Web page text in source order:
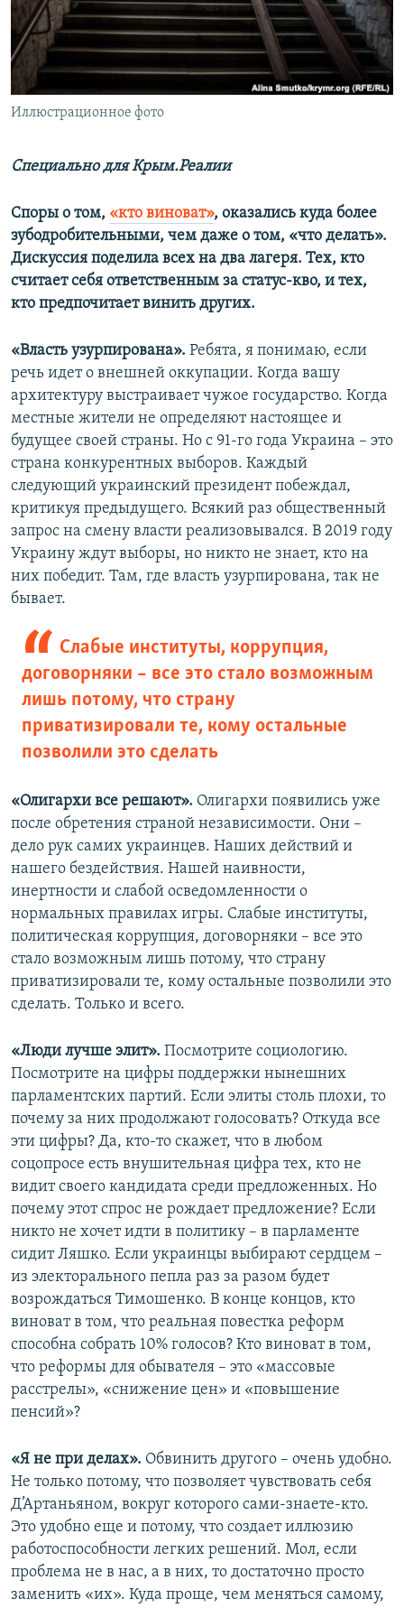
ПОБЕДИТЕЛЕЙ НЕ СУДЯТ?
КРЫМ.НЕПОКОРЕННЫЙ
УКРАИНСКАЯ ПРОБЛЕМА КРЫМА
ПРИСОЕДИНЯЙТЕСЬ!
Иллюстрационное фото
Специально для Крым.Реалии
Споры о том, «кто виноват», оказались куда более
зубодробительными, чем даже о том, «что делать».
Дискуссия поделила всех на два лагеря. Тех, кто
считает себя ответственным за статус-кво, и тех,
кто предпочитает винить других.
«Власть узурпирована». Ребята, я понимаю, если
речь идет о внешней оккупации. Когда вашу
архитектуру выстраивает чужое государство. Когда
местные жители не определяют настоящее и
будущее своей страны. Но с 91-го года Украина – это
страна конкурентных выборов. Каждый
следующий украинский президент побеждал,
критикуя предыдущего. Всякий раз общественный
запрос на смену власти реализовывался. В 2019 году
Украину ждут выборы, но никто не знает, кто на
них победит. Там, где власть узурпирована, так не
бывает.
Слабые институты, коррупция,
договорняки – все это стало возможным
лишь потому, что страну
приватизировали те, кому остальные
позволили это сделать
«Олигархи все решают». Олигархи появились уже
после обретения страной независимости. Они –
дело рук самих украинцев. Наших действий и
нашего бездействия. Нашей наивности,
инертности и слабой осведомленности о
нормальных правилах игры. Слабые институты,
политическая коррупция, договорняки – все это
стало возможным лишь потому, что страну
приватизировали те, кому остальные позволили это
сделать. Только и всего.
«Люди лучше элит». Посмотрите социологию.
Посмотрите на цифры поддержки нынешних
парламентских партий. Если элиты столь плохи, то
почему за них продолжают голосовать? Откуда все
эти цифры? Да, кто-то скажет, что в любом
соцопросе есть внушительная цифра тех, кто не
видит своего кандидата среди предложенных. Но
почему этот спрос не рождает предложение? Если
никто не хочет идти в политику – в парламенте
сидит Ляшко. Если украинцы выбирают сердцем –
из электорального пепла раз за разом будет
возрождаться Тимошенко. В конце концов, кто
виноват в том, что реальная повестка реформ
способна собрать 10% голосов? Кто виноват в том,
что реформы для обывателя – это «массовые
расстрелы», «снижение цен» и «повышение
пенсий»?
«Я не при делах». Обвинить другого – очень удобно.
Не только потому, что позволяет чувствовать себя
Д’Артаньяном, вокруг которого сами-знаете-кто.
Это удобно еще и потому, что создает иллюзию
работоспособности легких решений. Мол, если
проблема не в нас, а в них, то достаточно просто
заменить «их». Куда проще, чем меняться самому,